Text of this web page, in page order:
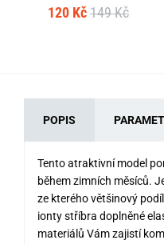
120 Kč 149 Kč
POPIS
Tento atraktivní model
během zimních měsíců.
ze kterého většinový
ionty stříbra doplněné
materiálů Vám zajistí